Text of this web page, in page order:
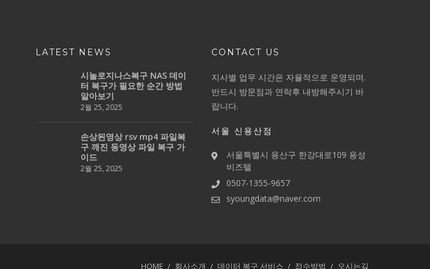
LATEST NEWS
시놀로지나스복구 NAS 데이
터 복구가 필요한 순간 방법
알아보기
2월 25, 2025
손상된영상 rsv mp4 파일복
구 깨진 동영상 파일 복구 가
이드
2월 25, 2025
CONTACT US
지사별 업무 시간은 자율적으로 운영되며.
반드시 방문점과 연락후 내방해주시기 바
랍니다.
서울 신용산점
서울특별시 용산구 한강대로109 용성
비즈텔
0507-1355-9657
syoungdata@naver.com
HOME 회사소개 데이터 복구 서비스 접수방법 오시는길